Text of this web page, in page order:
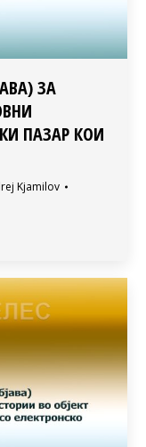
ЗА
ПАЗАР КОИ
Kjamilov